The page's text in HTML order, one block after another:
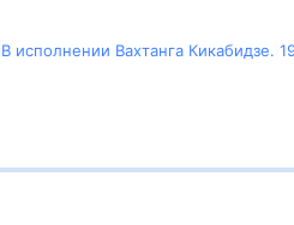
Вахтанга Кикабидзе.